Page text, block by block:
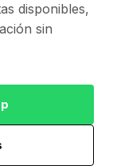
disponibles,
sin